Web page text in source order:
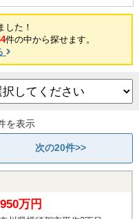
した！
件の中から探せます。
を表示
次の20件>>
万円